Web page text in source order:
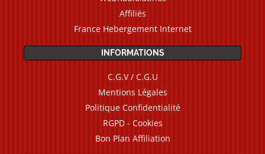
Affiliés
France Hebergement Internet
INFORMATIONS
C.G.V / C.G.U
Mentions Légales
Politique Confidentialité
RGPD - Cookies
Bon Plan Affiliation